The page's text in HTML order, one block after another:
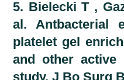
5. Bielecki T ,
al. Antbacterial
platelet gel
and other active
study. J Bo Surg